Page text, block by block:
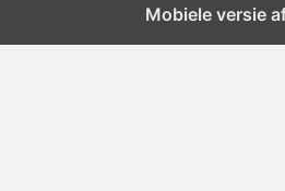
Mobiele versie